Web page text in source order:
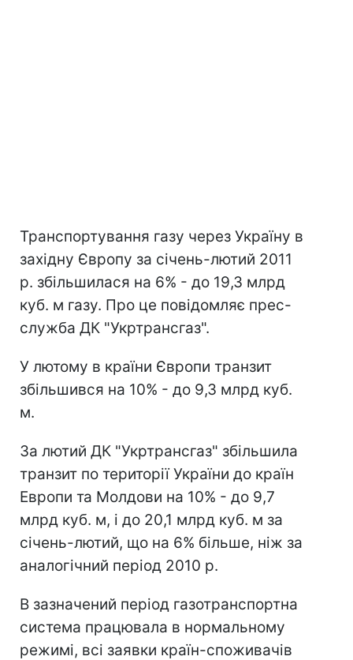
Транспортування газу через Україну в
західну Європу за січень-лютий 2011
р. збільшилася на 6% - до 19,3 млрд
куб. м газу. Про це повідомляє прес-
служба ДК "Укртрансгаз".
У лютому в країни Європи транзит
збільшився на 10% - до 9,3 млрд куб.
м.
За лютий ДК "Укртрансгаз" збільшила
транзит по території України до країн
Европи та Молдови на 10% - до 9,7
млрд куб. м, і до 20,1 млрд куб. м за
січень-лютий, що на 6% більше, ніж за
аналогічний період 2010 р.
В зазначений період газотранспортна
система працювала в нормальному
режимі, всі заявки країн-споживачів